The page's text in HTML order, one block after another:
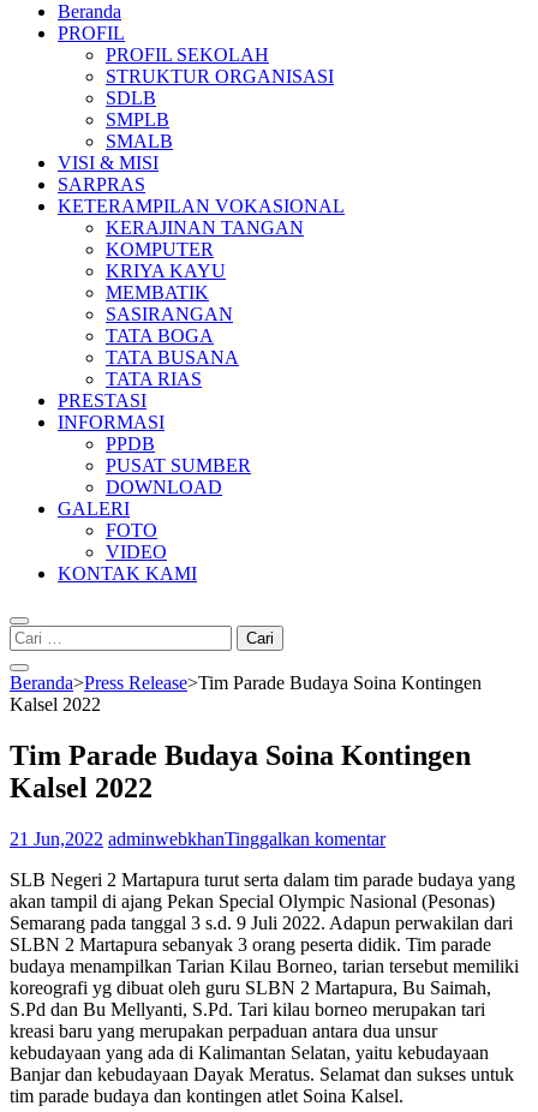
Beranda
PROFIL
PROFIL SEKOLAH
STRUKTUR ORGANISASI
SDLB
SMPLB
SMALB
VISI & MISI
SARPRAS
KETERAMPILAN VOKASIONAL
KERAJINAN TANGAN
KOMPUTER
KRIYA KAYU
MEMBATIK
SASIRANGAN
TATA BOGA
TATA BUSANA
TATA RIAS
PRESTASI
INFORMASI
PPDB
PUSAT SUMBER
DOWNLOAD
GALERI
FOTO
VIDEO
KONTAK KAMI
Cari
untuk:
Beranda>Press Release>Tim Parade Budaya Soina Kontingen
Kalsel 2022
Tim Parade Budaya Soina Kontingen
Kalsel 2022
21 Jun,2022 adminwebkhanTinggalkan komentar
SLB Negeri 2 Martapura turut serta dalam tim parade budaya yang
akan tampil di ajang Pekan Special Olympic Nasional (Pesonas)
Semarang pada tanggal 3 s.d. 9 Juli 2022. Adapun perwakilan dari
SLBN 2 Martapura sebanyak 3 orang peserta didik. Tim parade
budaya menampilkan Tarian Kilau Borneo, tarian tersebut memiliki
koreografi yg dibuat oleh guru SLBN 2 Martapura, Bu Saimah,
S.Pd dan Bu Mellyanti, S.Pd. Tari kilau borneo merupakan tari
kreasi baru yang merupakan perpaduan antara dua unsur
kebudayaan yang ada di Kalimantan Selatan, yaitu kebudayaan
Banjar dan kebudayaan Dayak Meratus. Selamat dan sukses untuk
tim parade budaya dan kontingen atlet Soina Kalsel.